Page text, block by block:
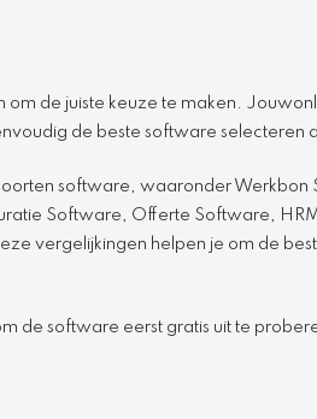
om de juiste keuze te maken.
de beste software selecteren
software, waaronder
Software, Offerte Software,
vergelijkingen helpen je om de
de software eerst gratis uit te